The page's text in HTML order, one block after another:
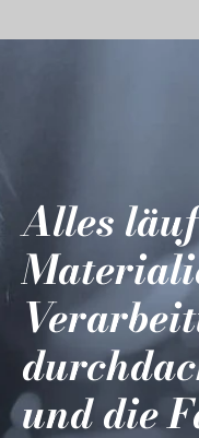
Alles
und die